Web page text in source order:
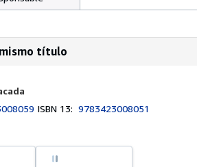
título
ISBN 13:9783423008051